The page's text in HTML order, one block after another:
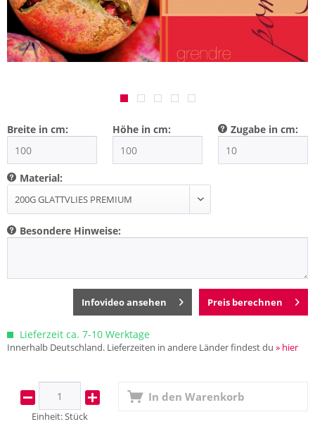
Breite in cm: Höhe in cm: Zugabe in cm:
Material:
Besondere Hinweise:
Preis berechnen
Infovideo ansehen
Lieferzeit ca. 7-10 Werktage
Innerhalb Deutschland. Lieferzeiten in andere Länder findest du » hier
Einheit:Stück
In den Warenkorb